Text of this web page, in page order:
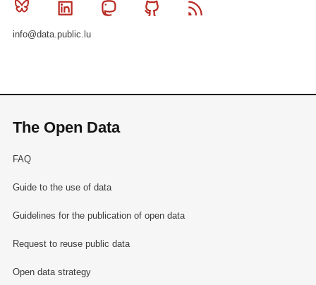
Bluesky Linkedin MastodonGithub
info@data.public.lu
The Open Data
FAQ
Guide to the use of data
Guidelines for the publication of open data
Request to reuse public data
Open data strategy